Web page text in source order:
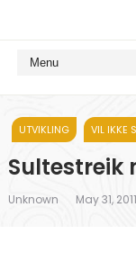
UTVIKLING VIL IKKE
Sultestreik
Unknown May 31, 2011